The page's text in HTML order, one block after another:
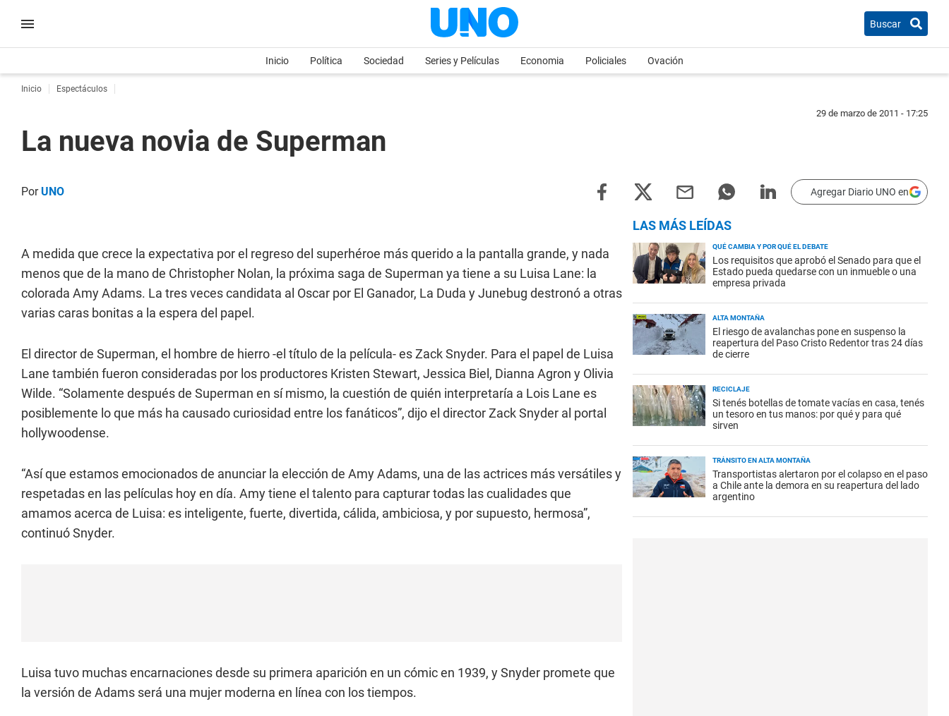
Buscar
Inicio Política Sociedad Series y Películas Economia Policiales Ovación
Inicio Espectáculos
29 de marzo de 2011 - 17:25
La nueva novia de Superman
PorUNO Agregar Diario UNO en
A medida que crece la expectativa por el regreso del superhéroe más querido a la pantalla grande, y nada
menos que de la mano de Christopher Nolan, la próxima saga de Superman ya tiene a su Luisa Lane: la
colorada Amy Adams. La tres veces candidata al Oscar por El Ganador, La Duda y Junebug destronó a otras
varias caras bonitas a la espera del papel.
El director de Superman, el hombre de hierro -el título de la película- es Zack Snyder. Para el papel de Luisa
Lane también fueron consideradas por los productores Kristen Stewart, Jessica Biel, Dianna Agron y Olivia
Wilde. “Solamente después de Superman en sí mismo, la cuestión de quién interpretaría a Lois Lane es
posiblemente lo que más ha causado curiosidad entre los fanáticos”, dijo el director Zack Snyder al portal
hollywoodense.
“Así que estamos emocionados de anunciar la elección de Amy Adams, una de las actrices más versátiles y
respetadas en las películas hoy en día. Amy tiene el talento para capturar todas las cualidades que
amamos acerca de Luisa: es inteligente, fuerte, divertida, cálida, ambiciosa, y por supuesto, hermosa”,
continuó Snyder.
Luisa tuvo muchas encarnaciones desde su primera aparición en un cómic en 1939, y Snyder promete que
la versión de Adams será una mujer moderna en línea con los tiempos.
LAS MÁS LEÍDAS
QUÉ CAMBIA Y POR QUÉ EL DEBATE
Los requisitos que aprobó el Senado para que el
Estado pueda quedarse con un inmueble o una
empresa privada
ALTA MONTAÑA
El riesgo de avalanchas pone en suspenso la
reapertura del Paso Cristo Redentor tras 24 días
de cierre
RECICLAJE
Si tenés botellas de tomate vacías en casa, tenés
un tesoro en tus manos: por qué y para qué
sirven
TRÁNSITO EN ALTA MONTAÑA
Transportistas alertaron por el colapso en el paso
a Chile ante la demora en su reapertura del lado
argentino